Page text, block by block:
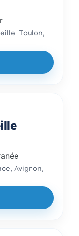
Toulon,
Avignon,